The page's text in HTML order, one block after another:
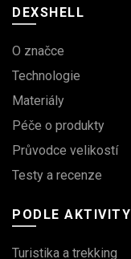
DEXSHELL
O značce
Technologie
Materiály
Péče o produkty
Průvodce velikostí
Testy a recenze
PODLE AKTIVITY
Turistika a trekking